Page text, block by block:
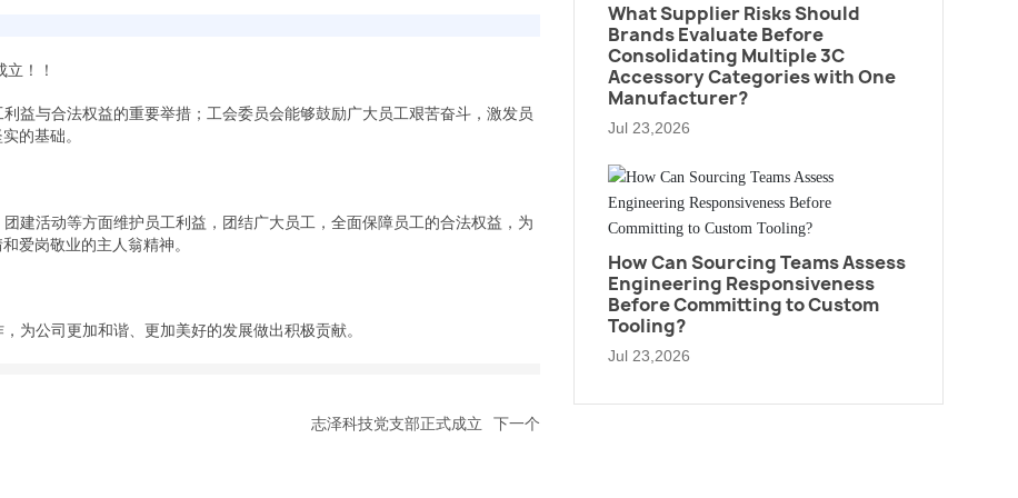
！！
益与合法权益的重要举措；工会委员会能够鼓励广大员工艰苦奋斗，激发员
的基础。
建活动等方面维护员工利益，团结广大员工，全面保障员工的合法权益，为
爱岗敬业的主人翁精神。
为公司更加和谐、更加美好的发展做出积极贡献。
志泽科技党支部正式成立 下一个
What Supplier Risks Should
Brands Evaluate Before
Consolidating Multiple 3C
Accessory Categories with One
Manufacturer?
Jul 23,2026
How Can Sourcing Teams Assess
Engineering Responsiveness
Before Committing to Custom
Tooling?
Jul 23,2026